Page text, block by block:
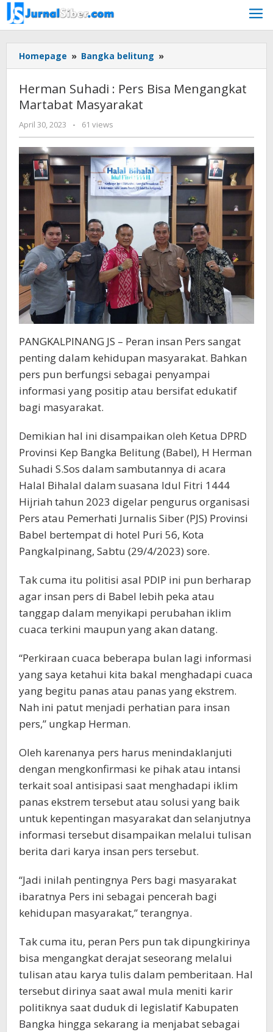
Skip
to
content
Homepage » Bangka belitung »
Suhadi
Pers
Masyarakat
Herman Suhadi : Pers Bisa Mengangkat
Martabat Masyarakat
April 30, 2023
by
Jurnalsiber
- 61 views
PANGKALPINANG JS – Peran insan Pers sangat
penting dalam kehidupan masyarakat. Bahkan
pers pun berfungsi sebagai penyampai
informasi yang positip atau bersifat edukatif
bagi masyarakat.
Demikian hal ini disampaikan oleh Ketua DPRD
Provinsi Kep Bangka Belitung (Babel), H Herman
Suhadi S.Sos dalam sambutannya di acara
Halal Bihalal dalam suasana Idul Fitri 1444
Hijriah tahun 2023 digelar pengurus organisasi
Pers atau Pemerhati Jurnalis Siber (PJS) Provinsi
Babel bertempat di hotel Puri 56, Kota
Pangkalpinang, Sabtu (29/4/2023) sore.
Tak cuma itu politisi asal PDIP ini pun berharap
agar insan pers di Babel lebih peka atau
tanggap dalam menyikapi perubahan iklim
cuaca terkini maupun yang akan datang.
“Perkiraan cuaca beberapa bulan lagi informasi
yang saya ketahui kita bakal menghadapi cuaca
yang begitu panas atau panas yang ekstrem.
Nah ini patut menjadi perhatian para insan
pers,” ungkap Herman.
Oleh karenanya pers harus menindaklanjuti
dengan mengkonfirmasi ke pihak atau intansi
terkait soal antisipasi saat menghadapi iklim
panas ekstrem tersebut atau solusi yang baik
untuk kepentingan masyarakat dan selanjutnya
informasi tersebut disampaikan melalui tulisan
berita dari karya insan pers tersebut.
“Jadi inilah pentingnya Pers bagi masyarakat
ibaratnya Pers ini sebagai pencerah bagi
kehidupan masyarakat,” terangnya.
Tak cuma itu, peran Pers pun tak dipungkirinya
bisa mengangkat derajat seseorang melalui
tulisan atau karya tulis dalam pemberitaan. Hal
tersebut dirinya saat awal mula meniti karir
politiknya saat duduk di legislatif Kabupaten
Bangka hingga sekarang ia menjabat sebagai